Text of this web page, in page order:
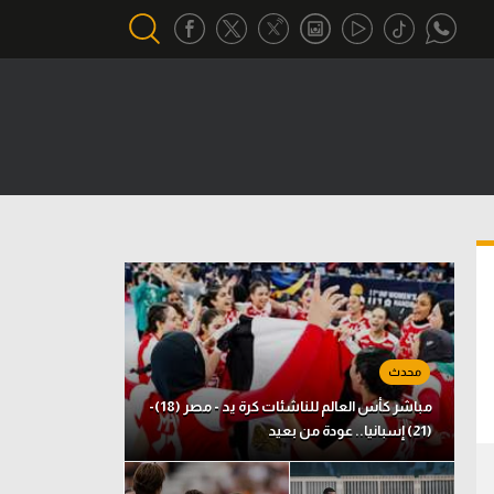
تحقيق في الجول
تقرير في الجول
تحليل في الجول
حكايات في الجول
كويز في الجول
فيديو في الجول
مباشر كأس العالم للناشئات كرة يد - مصر (18)-
(21) إسبانيا.. عودة من بعيد